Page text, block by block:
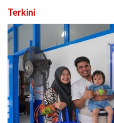
Terkini